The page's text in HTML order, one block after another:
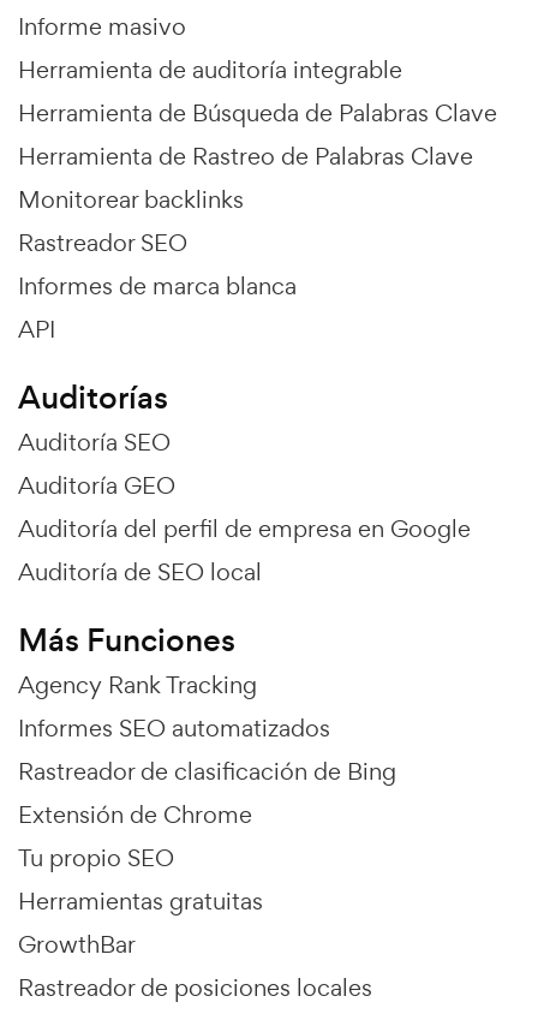
Informe masivo
Herramienta de auditoría integrable
Herramienta de Búsqueda de Palabras Clave
Herramienta de Rastreo de Palabras Clave
Monitorear backlinks
Rastreador SEO
Informes de marca blanca
API
Auditorías
Auditoría SEO
Auditoría GEO
Auditoría del perfil de empresa en Google
Auditoría de SEO local
Más Funciones
Agency Rank Tracking
Informes SEO automatizados
Rastreador de clasificación de Bing
Extensión de Chrome
Tu propio SEO
Herramientas gratuitas
GrowthBar
Rastreador de posiciones locales